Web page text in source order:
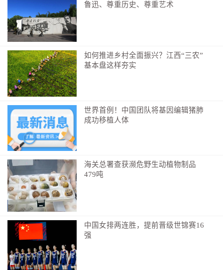
一周前，中国共产党在这里隆重庆祝105岁生日；
此刻，又迎来“十五五”开局之年的科技盛会。
领航东方大国的百年大党，谋创新、赢未来，高瞻
远瞩，时不我待。习近平总书记的讲话自信而坚定——
“党的十八大以来，党中央把科技创新摆在现代化建
设突出位置，系统擘画科技强国建设蓝图，深入推动实
施创新驱动发展战略，全面深化科技体制改革，推动科
技事业取得历史性成就、发生历史性变革。”
“我国正从全球科技参与者、贡献者向开拓者、引领
者加速转变，成为创新力上升最快的国家之一。”
时间的刻度，镌刻非凡的意义；历史的坐标，标定
奋进的航向。
上午10时30分，大会开始，全场起立，高唱国歌。
路。
党的十八大以来，习近平总书记对实现高水平科技
自立自强，加快建设科技强国作出关键指引——
鲁迅、尊重历史、尊重艺术
如何推进乡村全面振兴？江西“三农”
基本盘这样夯实
世界首例！中国团队将基因编辑猪肺
成功移植人体
海关总署查获濒危野生动植物制品
479吨
中国女排两连胜，提前晋级世锦赛16
强